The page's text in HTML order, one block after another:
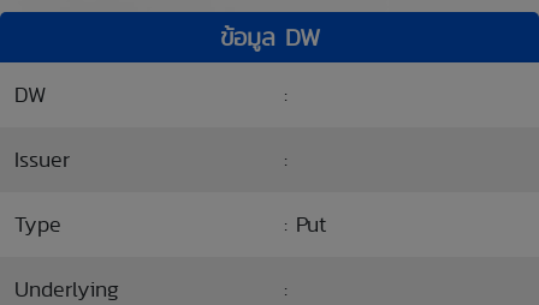
ข้อมูล DW
DW :
Issuer :
Type : Put
Underlying :